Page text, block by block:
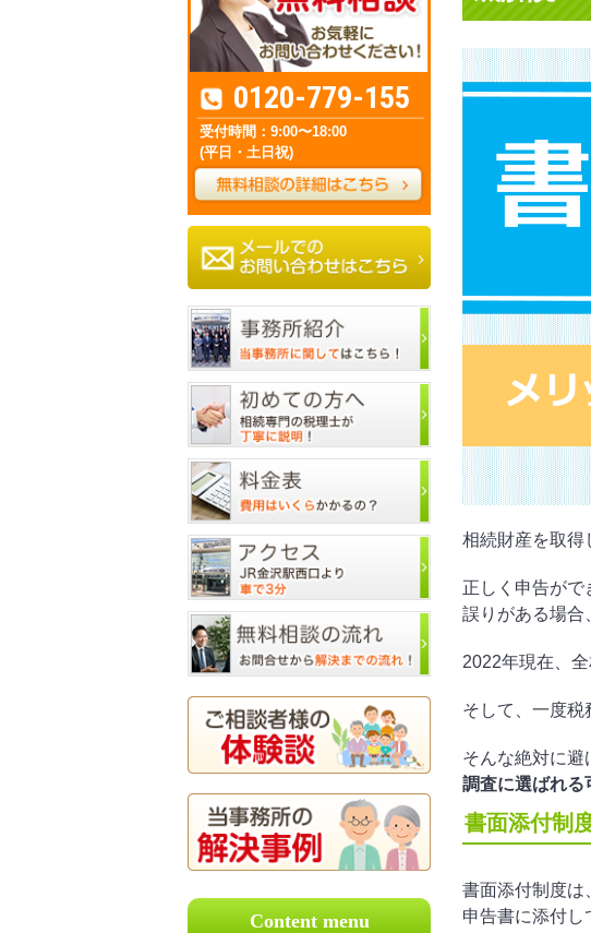
相続財産を取得
正しく申告が
誤りがある場合
2022年現在、
そして、一度税
そんな絶対に避
調査に選ばれる
書面添付制
書面添付制度は
申告書に添付し
0120-779-155
受付時間：9:00〜18:00
(平日・土日祝)
Content menu